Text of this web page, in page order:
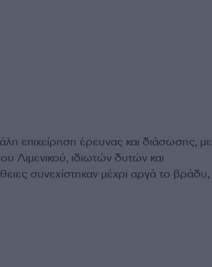
επιχείρηση έρευνας και διάσωσης, με
Λιμενικού, ιδιωτών δυτών και
συνεχίστηκαν μέχρι αργά το βράδυ,